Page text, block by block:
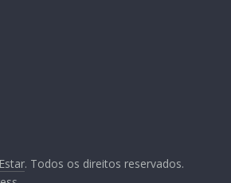
. Todos os direitos reservados.